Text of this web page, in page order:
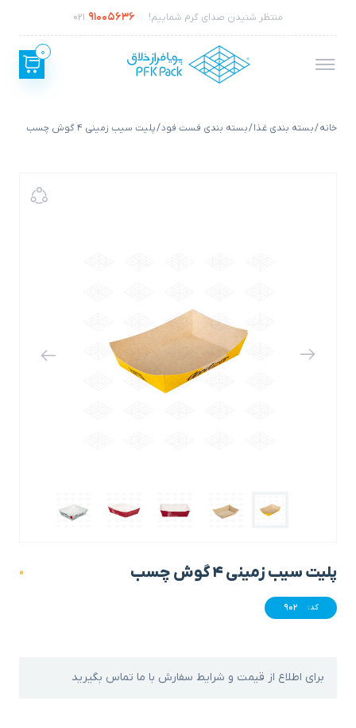
منتظر شنیدن صدای گرم شماییم! 91005636
021
0
خانه/بسته بندی غذا/بسته بندی فست فود/ پلیت سیب زمینی 4 گوش چسب
پلیت سیب زمینی 4 گوش چسب 0
کد: 902
برای اطلاع از قیمت و شرایط سفارش با ما تماس بگیرید